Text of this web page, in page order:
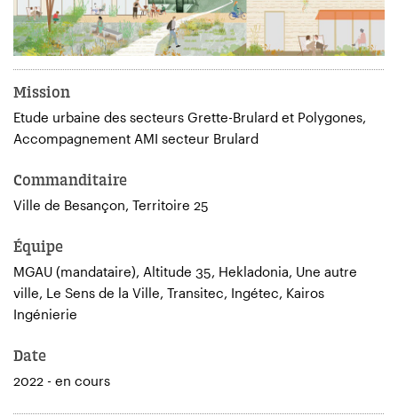
Mission
Etude urbaine des secteurs Grette-Brulard et Polygones,
Accompagnement AMI secteur Brulard
Commanditaire
Ville de Besançon, Territoire 25
Équipe
MGAU (mandataire), Altitude 35, Hekladonia, Une autre
ville, Le Sens de la Ville, Transitec, Ingétec, Kairos
Ingénierie
Date
2022 - en cours